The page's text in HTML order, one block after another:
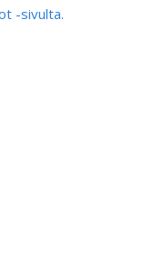
-sivulta.